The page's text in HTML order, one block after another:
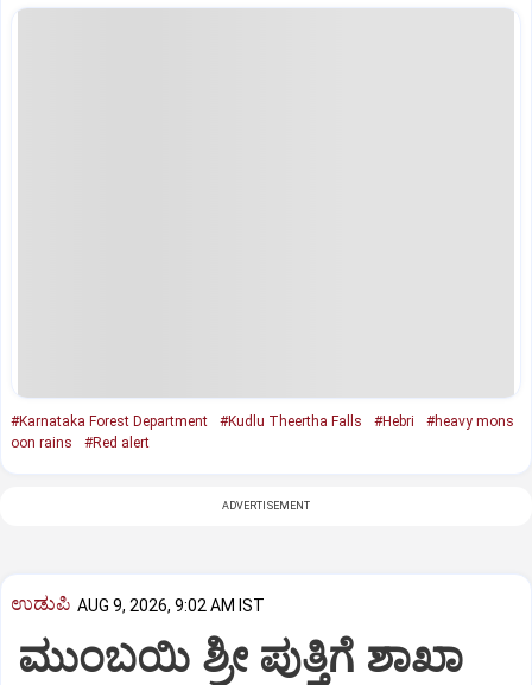
#Karnataka Forest Department #Kudlu Theertha Falls #Hebri
#heavy mons
oon rains
#Red alert
ADVERTISEMENT
ಉಡುಪಿ AUG 9, 2026, 9:02 AM IST
ಮುಂಬಯಿ ಶ್ರೀ ಪುತ್ತಿಗೆ ಶಾಖಾ